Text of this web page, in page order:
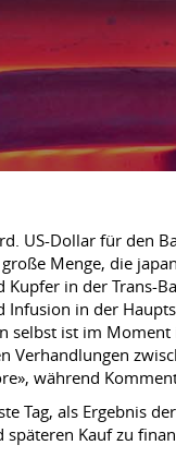
Dollar für den
Menge, die
in der Trans-
in der
ist im
während
Tag, als Ergebnis
Kauf zu